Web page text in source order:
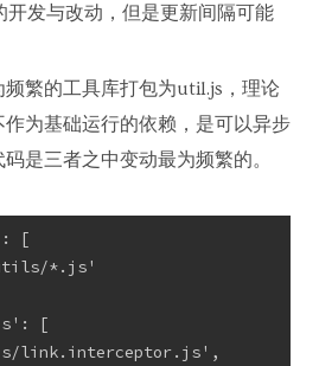
开发与改动，但是更新间隔可能
频繁的工具库打包为util.js，理论
为基础运行的依赖，是可以异步
是三者之中变动最为频繁的。
[
*.js'
[
link.interceptor.js',